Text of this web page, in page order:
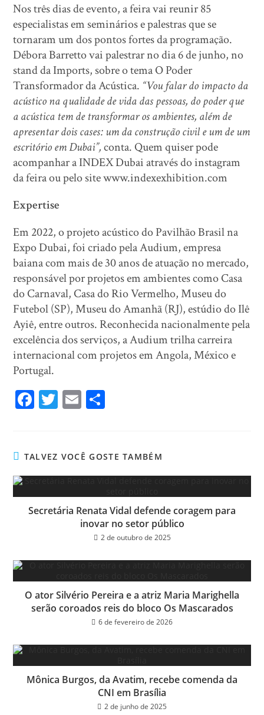
Nos três dias de evento, a feira vai reunir 85
especialistas em seminários e palestras que se
tornaram um dos pontos fortes da programação.
Débora Barretto vai palestrar no dia 6 de junho, no
stand da Imports, sobre o tema O Poder
Transformador da Acústica. “Voufalar do impacto da
acústico na qualidade de vida das pessoas, do poder que
a acústica tem de transformar os ambientes, além de
apresentar dois cases: um da construção civil e um de um
escritório em Dubai”,conta. Quem quiser pode
acompanhar a INDEX Dubai através do instagram
da feira ou pelo site www.indexexhibition.com
Expertise
Em 2022, o projeto acústico do Pavilhão Brasil na
Expo Dubai, foi criado pela Audium, empresa
baiana com mais de 30 anos de atuação no mercado,
responsável por projetos em ambientes como Casa
do Carnaval, Casa do Rio Vermelho, Museu do
Futebol (SP), Museu do Amanhã (RJ), estúdio do Ilê
Ayiê, entre outros. Reconhecida nacionalmente pela
excelência dos serviços, a Audium trilha carreira
internacional com projetos em Angola, México e
Portugal.
Fa
ok
T
er
E
TALVEZ VOCÊ GOSTE TAMBÉM
Secretária Renata Vidal defende coragem para
inovar no setor público
2 de outubro de 2025
O ator Silvério Pereira e a atriz Maria Marighella
serão coroados reis do bloco Os Mascarados
6 de fevereiro de 2026
Mônica Burgos, da Avatim, recebe comenda da
CNI em Brasília
2 de junho de 2025